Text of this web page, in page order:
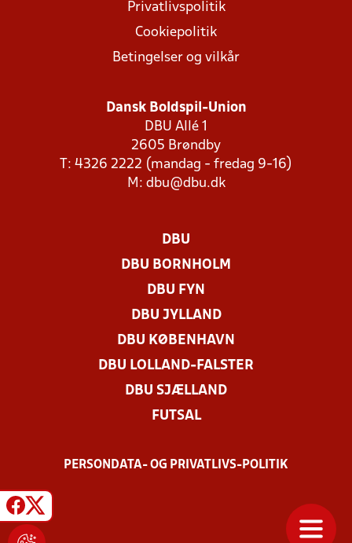
Privatlivspolitik
Cookiepolitik
Betingelser og vilkår
Dansk Boldspil-Union
DBU Allé 1
2605 Brøndby
T: 4326 2222 (mandag - fredag 9-16)
M: dbu@dbu.dk
DBU
DBU BORNHOLM
DBU FYN
DBU JYLLAND
DBU KØBENHAVN
DBU LOLLAND-FALSTER
DBU SJÆLLAND
FUTSAL
PERSONDATA- OG PRIVATLIVS-POLITIK